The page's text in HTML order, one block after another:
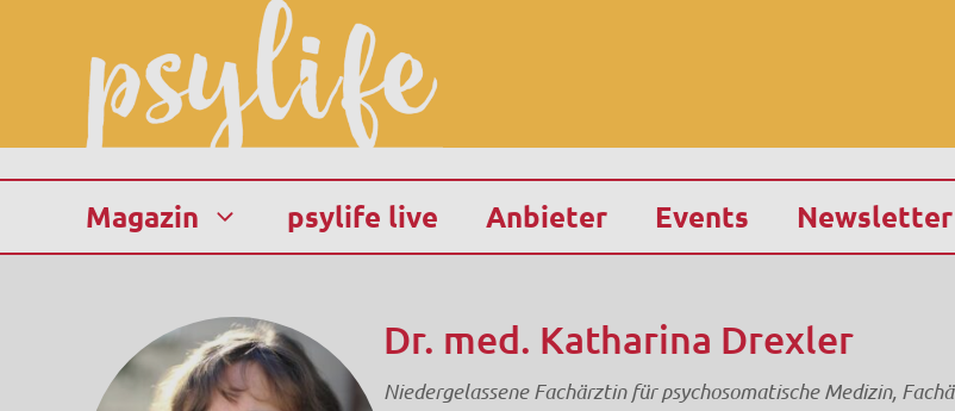
Magazin psylife live Anbieter Events Newsletter
Dr. med. Katharina Drexler
Niedergelassene Fachärztin für psychosomatische Medizin,